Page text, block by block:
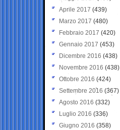
Aprile 2017 (439)
Marzo 2017 (480)
Febbraio 2017 (420)
Gennaio 2017 (453)
Dicembre 2016 (438)
Novembre 2016 (438)
Ottobre 2016 (424)
Settembre 2016 (367)
Agosto 2016 (332)
Luglio 2016 (336)
Giugno 2016 (358)